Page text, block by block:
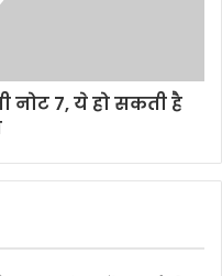
नोट 7, ये हो सकती है